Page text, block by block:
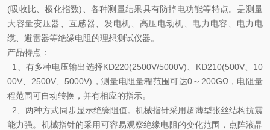
(吸收比、极化指数)、各种测量结果具有防掉电功能等特点。是测量
大容量变压器、互感器、发电机、高压电动机、电力电容、电力电
缆、避雷器等绝缘电阻的理想测试仪器。
产品特点：
1、有多种电压输出选择KD220(2500V/5000V)、KD210(500V、10
00V、2500V、5000V)，测量电阻量程范围可达0～200GΩ，电阻量
程范围可自动转换，并有相应的指示。
2、两种方式同步显示绝缘阻值。机械指针采用超薄型张丝结构抗震
能力强。机械指针的采用可容易观察绝缘电阻的变化范围，点阵液晶